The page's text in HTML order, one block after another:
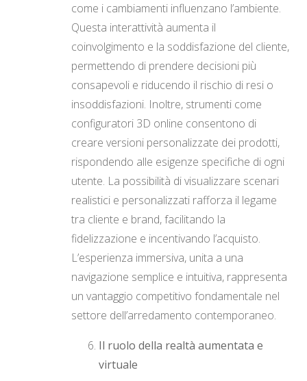
come i cambiamenti influenzano l’ambiente.
Questa interattività aumenta il
coinvolgimento e la soddisfazione del cliente,
permettendo di prendere decisioni più
consapevoli e riducendo il rischio di resi o
insoddisfazioni. Inoltre, strumenti come
configuratori 3D online consentono di
creare versioni personalizzate dei prodotti,
rispondendo alle esigenze specifiche di ogni
utente. La possibilità di visualizzare scenari
realistici e personalizzati rafforza il legame
tra cliente e brand, facilitando la
fidelizzazione e incentivando l’acquisto.
L’esperienza immersiva, unita a una
navigazione semplice e intuitiva, rappresenta
un vantaggio competitivo fondamentale nel
settore dell’arredamento contemporaneo.
Il ruolo della realtà aumentata e
virtuale